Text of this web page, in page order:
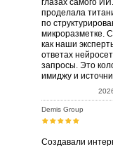
глазах самого
проделала
по
микроразметке.
как наши
ответах
запросы. Это
имиджу и
Demis Group
Создавали